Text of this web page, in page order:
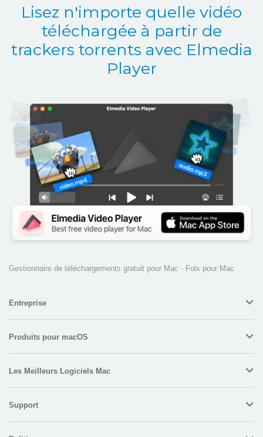
Lisez n'importe quelle vidéo
téléchargée à partir de
trackers torrents avec Elmedia
Player
Gestionnaire de téléchargements gratuit pour Mac - Folx pour Mac
Entreprise
Produits pour macOS
Les Meilleurs Logiciels Mac
Support